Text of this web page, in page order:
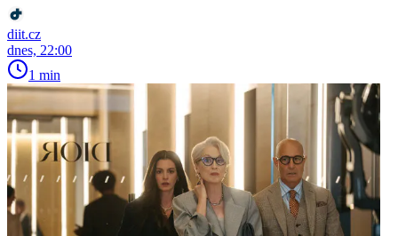
diit.cz
dnes, 22:00
1 min